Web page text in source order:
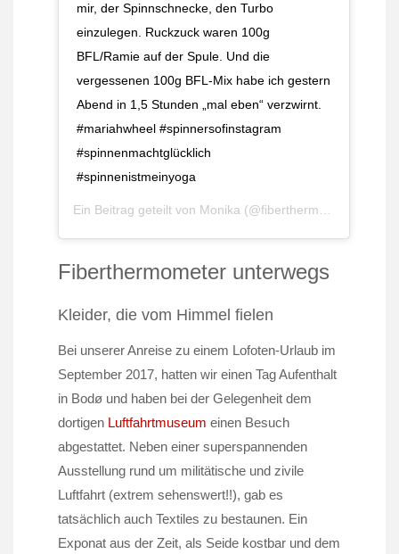
mir, der Spinnschnecke, den Turbo
einzulegen. Ruckzuck waren 100g
BFL/Ramie auf der Spule. Und die
vergessenen 100g BFL-Mix habe ich gestern
Abend in 1,5 Stunden „mal eben“ verzwirnt.
#mariahwheel #spinnersofinstagram
#spinnenmachtglücklich
#spinnenistmeinyoga
Ein Beitrag geteilt von Monika (@fiberthermometer) am
Fiberthermometer unterwegs
Kleider, die vom Himmel fielen
Bei unserer Anreise zu einem Lofoten-Urlaub im
September 2017, hatten wir einen Tag Aufenthalt
in Bodø und haben bei der Gelegenheit dem
dortigen Luftfahrtmuseum einen Besuch
abgestattet. Neben einer superspannenden
Ausstellung rund um militätische und zivile
Luftfahrt (extrem sehenswert!!), gab es
tatsächlich auch Textiles zu bestaunen. Ein
Exponat aus der Zeit, als Seide kostbar und dem